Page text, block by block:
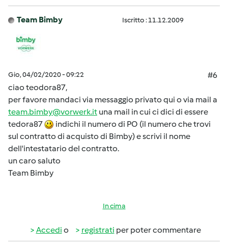
Team Bimby Iscritto : 11.12.2009
Gio, 04/02/2020 - 09:22
#6
ciao teodora87,
per favore mandaci via messaggio privato qui o via mail a
team.bimby@vorwerk.it una mail in cui ci dici di essere
tedora87
indichi il numero di PO (il numero che trovi
sul contratto di acquisto di Bimby) e scrivi il nome
dell'intestatario del contratto.
un caro saluto
Team Bimby
In cima
Accedi o registrati per poter commentare